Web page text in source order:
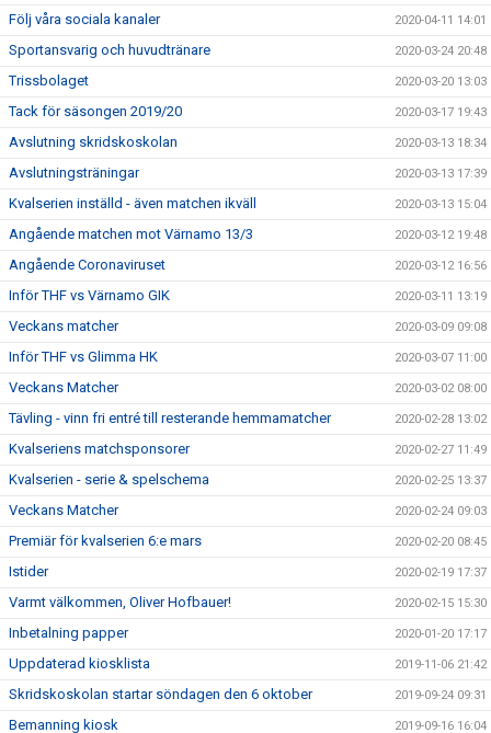
Följ våra sociala kanaler 2020-04-11 14:01
Sportansvarig och huvudtränare 2020-03-24 20:48
Trissbolaget 2020-03-20 13:03
Tack för säsongen 2019/20 2020-03-17 19:43
Avslutning skridskoskolan 2020-03-13 18:34
Avslutningsträningar 2020-03-13 17:39
Kvalserien inställd - även matchen ikväll 2020-03-13 15:04
Angående matchen mot Värnamo 13/3 2020-03-12 19:48
Angående Coronaviruset 2020-03-12 16:56
Inför THF vs Värnamo GIK 2020-03-11 13:19
Veckans matcher 2020-03-09 09:08
Inför THF vs Glimma HK 2020-03-07 11:00
Veckans Matcher 2020-03-02 08:00
Tävling - vinn fri entré till resterande hemmamatcher 2020-02-28 13:02
Kvalseriens matchsponsorer 2020-02-27 11:49
Kvalserien - serie & spelschema 2020-02-25 13:37
Veckans Matcher 2020-02-24 09:03
Premiär för kvalserien 6:e mars 2020-02-20 08:45
Istider 2020-02-19 17:37
Varmt välkommen, Oliver Hofbauer! 2020-02-15 15:30
Inbetalning papper 2020-01-20 17:17
Uppdaterad kiosklista 2019-11-06 21:42
Skridskoskolan startar söndagen den 6 oktober 2019-09-24 09:31
Bemanning kiosk 2019-09-16 16:04